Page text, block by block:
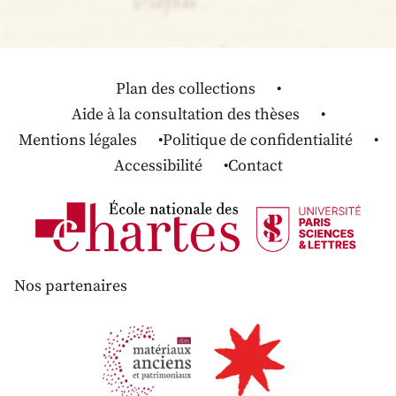
Plan des collections
Aide à la consultation des thèses
Mentions légales
Politique de confidentialité
Accessibilité
Contact
Nos partenaires